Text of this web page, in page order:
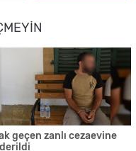
geçen zanlı cezaevine